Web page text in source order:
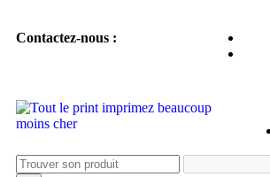
Contactez-nous :